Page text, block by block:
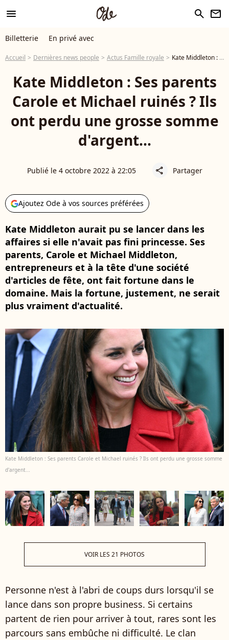
menu search newsletter
Billetterie En privé avec
Accueil Dernières news people Actus Famille royale Kate Middleton : Ses parents Carole et Michael ruinés ? Ils ont perdu une grosse somme d'argent...
Kate Middleton : Ses parents
Carole et Michael ruinés ? Ils
ont perdu une grosse somme
d'argent...
Publié le 4 octobre 2022 à 22:05 share Partager
Ajoutez Ode à vos sources préférées
Kate Middleton aurait pu se lancer dans les
affaires si elle n'avait pas fini princesse. Ses
parents, Carole et Michael Middleton,
entrepreneurs et à la tête d'une société
d'articles de fête, ont fait fortune dans le
domaine. Mais la fortune, justement, ne serait
plus vraiment d'actualité.
Kate Middleton : Ses parents Carole et Michael ruinés ? Ils ont perdu une grosse somme
d'argent...
VOIR LES 21 PHOTOS
Personne n'est à l'abri de coups durs lorsqu'il se
lance dans son propre business. Si certains
partent de rien pour arriver à tout, rares sont les
parcours sans embûche ni difficulté. Le clan